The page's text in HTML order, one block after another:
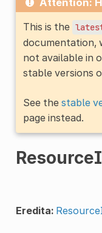
This is the
documentation,
not available in
stable versions
See the stable
page instead.
Eredita: